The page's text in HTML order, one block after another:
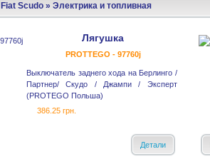
Fiat Scudo » Электрика и топливная
Лягушка
PROTTEGO - 97760j
Выключатель заднего хода на Берлинго /
Партнер/ Скудо / Джампи / Эксперт
(PROTEGO Польша)
386.25 грн.
Детали